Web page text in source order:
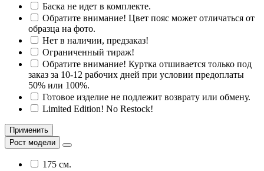
Баска не идет в комплекте.
Обратите внимание! Цвет пояс может отличаться от
образца на фото.
Нет в наличии, предзаказ!
Ограниченный тираж!
Обратите внимание! Куртка отшивается только под
заказ за 10-12 рабочих дней при условии предоплаты
50% или 100%.
Готовое изделие не подлежит возврату или обмену.
Limited Edition! No Restock!
Применить
Рост модели
175 см.